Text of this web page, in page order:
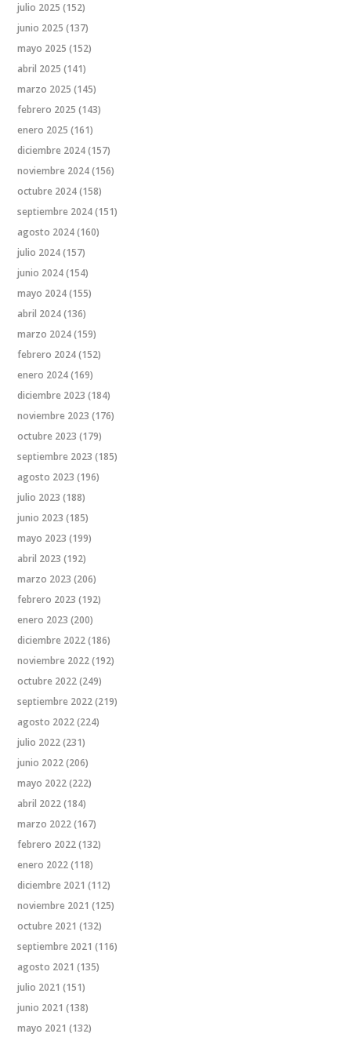
julio 2025 (152)
junio 2025 (137)
mayo 2025 (152)
abril 2025 (141)
marzo 2025 (145)
febrero 2025 (143)
enero 2025 (161)
diciembre 2024(157)
noviembre 2024(156)
octubre 2024(158)
septiembre 2024(151)
agosto 2024(160)
julio 2024(157)
junio 2024(154)
mayo 2024(155)
abril 2024(136)
marzo 2024(159)
febrero 2024(152)
enero 2024(169)
diciembre 2023 (184)
noviembre 2023 (176)
octubre 2023 (179)
septiembre 2023 (185)
agosto 2023 (196)
julio 2023 (188)
junio 2023 (185)
mayo 2023 (199)
abril 2023 (192)
marzo 2023 (206)
febrero 2023 (192)
enero 2023 (200)
diciembre 2022(186)
noviembre 2022(192)
octubre 2022(249)
septiembre 2022(219)
agosto 2022(224)
julio 2022(231)
junio 2022(206)
mayo 2022(222)
abril 2022(184)
marzo 2022(167)
febrero 2022(132)
enero 2022(118)
diciembre 2021 (112)
noviembre 2021 (125)
octubre 2021 (132)
septiembre 2021 (116)
agosto 2021 (135)
julio 2021 (151)
junio 2021 (138)
mayo 2021 (132)